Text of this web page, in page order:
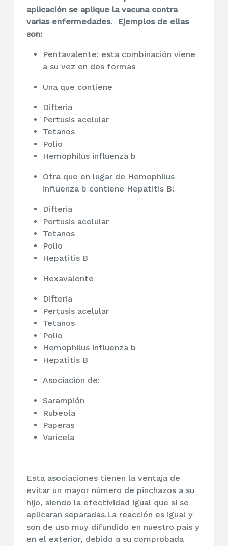
aplicación se aplique la vacuna contra
varias enfermedades. Ejemplos de ellas
son:
Pentavalente: esta combinación viene
a su vez en dos formas
Una que contiene
Difteria
Pertusis acelular
Tetanos
Polio
Hemophilus influenza b
Otra que en lugar de Hemophilus
influenza b contiene Hepatitis B:
Difteria
Pertusis acelular
Tetanos
Polio
Hepatitis B
Hexavalente
Difteria
Pertusis acelular
Tetanos
Polio
Hemophilus influenza b
Hepatitis B
Asociación de:
Sarampión
Rubeola
Paperas
Varicela
Esta asociaciones tienen la ventaja de
evitar un mayor número de pinchazos a su
hijo, siendo la efectividad igual que si se
aplicaran separadas.La reacción es igual y
son de uso muy difundido en nuestro pais y
en el exterior, debido a su comprobada